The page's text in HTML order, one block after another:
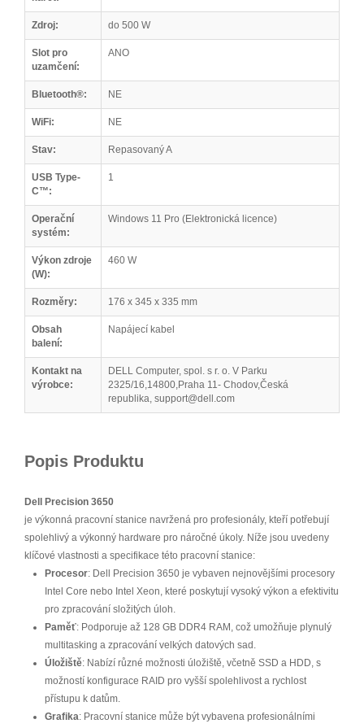
Zdroj: do 500 W
Slot pro
uzamčení:
ANO
Bluetooth®: NE
WiFi: NE
Stav: Repasovaný A
USB Type-
C™:
1
Operační
systém:
Windows 11 Pro (Elektronická licence)
Výkon zdroje
(W):
460 W
Rozměry: 176 x 345 x 335 mm
Obsah
balení:
Napájecí kabel
Kontakt na
výrobce:
DELL Computer, spol. s r. o. V Parku
2325/16,14800,Praha 11- Chodov,Česká
republika, support@dell.com
Popis Produktu
Dell Precision 3650
je výkonná pracovní stanice navržená pro profesionály, kteří potřebují
spolehlivý a výkonný hardware pro náročné úkoly. Níže jsou uvedeny
klíčové vlastnosti a specifikace této pracovní stanice:
Procesor: Dell Precision 3650 je vybaven nejnovějšími procesory
Intel Core nebo Intel Xeon, které poskytují vysoký výkon a efektivitu
pro zpracování složitých úloh.
Paměť: Podporuje až 128 GB DDR4 RAM, což umožňuje plynulý
multitasking a zpracování velkých datových sad.
Úložiště: Nabízí různé možnosti úložiště, včetně SSD a HDD, s
možností konfigurace RAID pro vyšší spolehlivost a rychlost
přístupu k datům.
Grafika: Pracovní stanice může být vybavena profesionálními